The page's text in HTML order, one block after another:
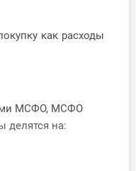
как расходы
МСФО, МСФО
делятся на: